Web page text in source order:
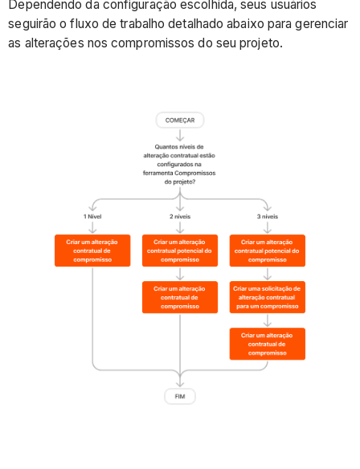
Dependendo da configuração escolhida, seus usuários
seguirão o fluxo de trabalho detalhado abaixo para gerenciar
as alterações nos compromissos do seu projeto.